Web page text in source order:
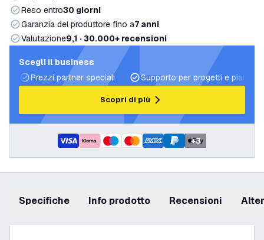
Reso entro30 giorni
Garanzia del produttore fino a7 anni
Valutazione9,1 · 30.000+ recensioni
Scegli il business
Prezzi partner speciali
Supporto per progetti e piani di
Scopri di più
+3
Specifiche info prodotto recensioni